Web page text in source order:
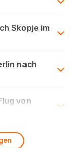
Skopje im
nach
von